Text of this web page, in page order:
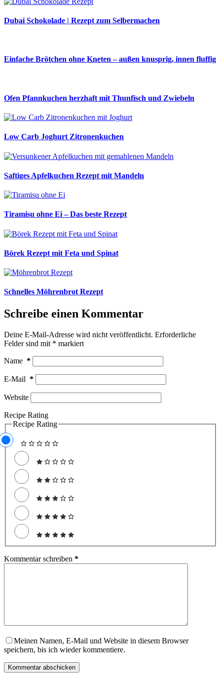
Dubai Schokolade | Rezept zum Selbermachen
Einfache Brötchen ohne Kneten – außen knusprig, innen fluffig
Ofen Pfannkuchen herzhaft mit Thunfisch und Zwiebeln
Low Carb Joghurt Zitronenkuchen
Saftiges Apfelkuchen Rezept mit Mandeln
Tiramisu ohne Ei – Das beste Rezept
Börek Rezept mit Feta und Spinat
Schnelles Möhrenbrot Rezept
Schreibe einen Kommentar
Deine E-Mail-Adresse wird nicht veröffentlicht. Erforderliche
Felder sind mit * markiert
Name *
E-Mail *
Website
Recipe Rating
Recipe Rating
Kommentar schreiben *
Meinen Namen, E-Mail und Website in diesem Browser
speichern, bis ich wieder kommentiere.
Kommentar abschicken